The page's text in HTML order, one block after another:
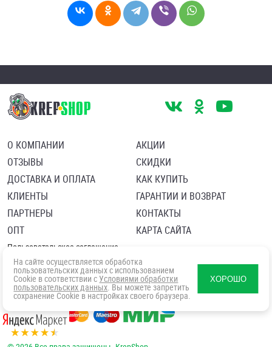
О КОМПАНИИ
ОТЗЫВЫ
ДОСТАВКА И ОПЛАТА
КЛИЕНТЫ
ПАРТНЕРЫ
ОПТ
АКЦИИ
СКИДКИ
КАК КУПИТЬ
ГАРАНТИИ И ВОЗВРАТ
КОНТАКТЫ
КАРТА САЙТА
Пользовательское соглашение
Политика в отношении обработки персональных данных
Согласие посетителя сайта на обработку персональных данны
На сайте осуществляется обработка
пользовательских данных с использованием
Cookie в соответствии с Условиями обработки
пользовательских данных. Вы можете запретить
сохранение Cookie в настройках своего браузера.
ХОРОШО